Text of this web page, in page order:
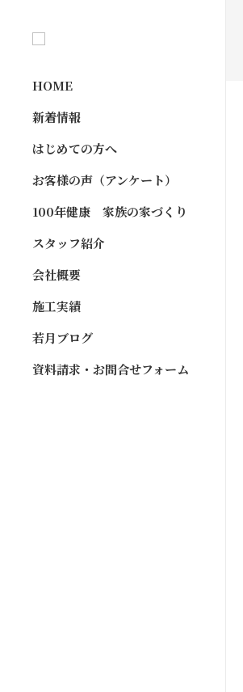
HOME
新着情報
はじめての方へ
お客様の声（アンケート）
100年健康 家族の家づくり
スタッフ紹介
会社概要
施工実績
若月ブログ
資料請求・お問合せフォーム